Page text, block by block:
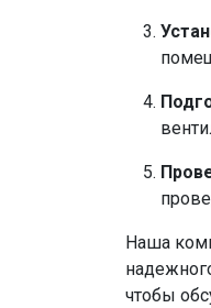
Наша
чтобы